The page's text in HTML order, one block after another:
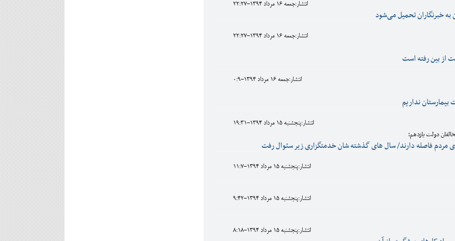
انتشار:جمعه 16 مرداد 1394-22:27
به خبرنگاران تحمیل می‌شود
انتشار:جمعه 16 مرداد 1394-22:27
بین رفته است
انتشار:جمعه 16 مرداد 1394-0:9
نداریم
انتشار:پنجشنبه 15 مرداد 1394-19:31
دولت یازدهم؛
مردم فاصله دارند/ سال های گذشته شان خدمتگزاری زیر سئوال رفت
انتشار:پنجشنبه 15 مرداد 1394-11:7
انتشار:پنجشنبه 15 مرداد 1394-9:42
انتشار:پنجشنبه 15 مرداد 1394-8:18